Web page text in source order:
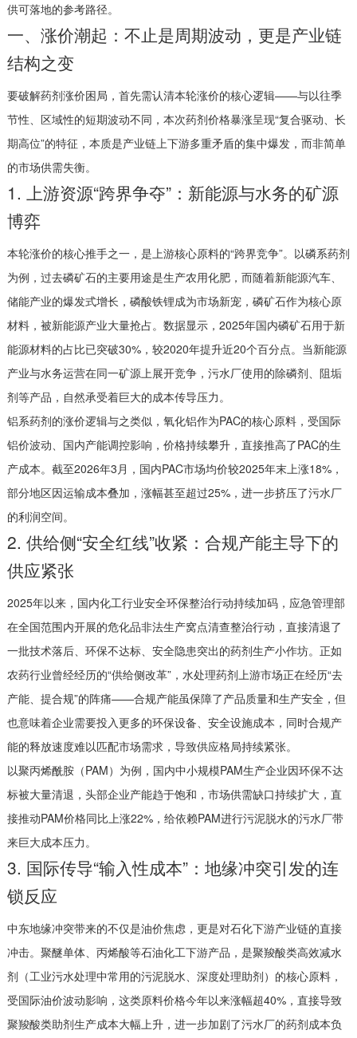
供可落地的参考路径。
一、涨价潮起：不止是周期波动，更是产业链
结构之变
要破解药剂涨价困局，首先需认清本轮涨价的核心逻辑——与以往季
节性、区域性的短期波动不同，本次药剂价格暴涨呈现“复合驱动、长
期高位”的特征，本质是产业链上下游多重矛盾的集中爆发，而非简单
的市场供需失衡。
1. 上游资源“跨界争夺”：新能源与水务的矿源
博弈
本轮涨价的核心推手之一，是上游核心原料的“跨界竞争”。以磷系药剂
为例，过去磷矿石的主要用途是生产农用化肥，而随着新能源汽车、
储能产业的爆发式增长，磷酸铁锂成为市场新宠，磷矿石作为核心原
材料，被新能源产业大量抢占。数据显示，2025年国内磷矿石用于新
能源材料的占比已突破30%，较2020年提升近20个百分点。当新能源
产业与水务运营在同一矿源上展开竞争，污水厂使用的除磷剂、阻垢
剂等产品，自然承受着巨大的成本传导压力。
铝系药剂的涨价逻辑与之类似，氧化铝作为PAC的核心原料，受国际
铝价波动、国内产能调控影响，价格持续攀升，直接推高了PAC的生
产成本。截至2026年3月，国内PAC市场均价较2025年末上涨18%，
部分地区因运输成本叠加，涨幅甚至超过25%，进一步挤压了污水厂
的利润空间。
2. 供给侧“安全红线”收紧：合规产能主导下的
供应紧张
2025年以来，国内化工行业安全环保整治行动持续加码，应急管理部
在全国范围内开展的危化品非法生产窝点清查整治行动，直接清退了
一批技术落后、环保不达标、安全隐患突出的药剂生产小作坊。正如
农药行业曾经经历的“供给侧改革”，水处理药剂上游市场正在经历“去
产能、提合规”的阵痛——合规产能虽保障了产品质量和生产安全，但
也意味着企业需要投入更多的环保设备、安全设施成本，同时合规产
能的释放速度难以匹配市场需求，导致供应格局持续紧张。
以聚丙烯酰胺（PAM）为例，国内中小规模PAM生产企业因环保不达
标被大量清退，头部企业产能趋于饱和，市场供需缺口持续扩大，直
接推动PAM价格同比上涨22%，给依赖PAM进行污泥脱水的污水厂带
来巨大成本压力。
3. 国际传导“输入性成本”：地缘冲突引发的连
锁反应
中东地缘冲突带来的不仅是油价焦虑，更是对石化下游产业链的直接
冲击。聚醚单体、丙烯酸等石油化工下游产品，是聚羧酸类高效减水
剂（工业污水处理中常用的污泥脱水、深度处理助剂）的核心原料，
受国际油价波动影响，这类原料价格今年以来涨幅超40%，直接导致
聚羧酸类助剂生产成本大幅上升，进一步加剧了污水厂的药剂成本负